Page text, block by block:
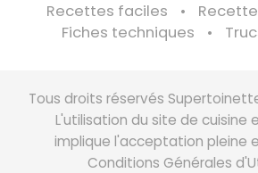
Recettes faciles
Fiches techniques
Tous droits réservés
L'utilisation du site de cuisine
implique l'acceptation pleine
Conditions Générales